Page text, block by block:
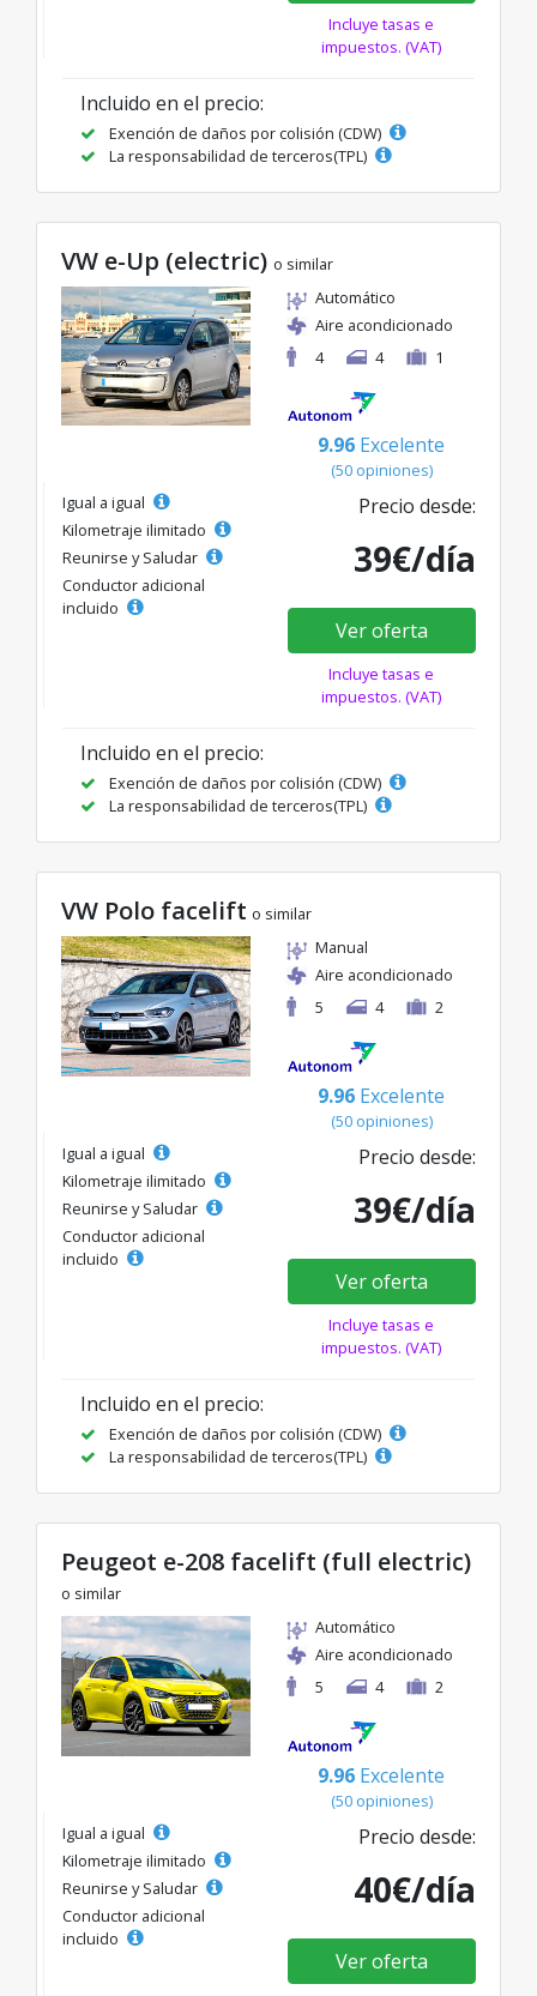
Incluye tasas e
impuestos. (VAT)
Incluido en el precio:
Exención de daños por colisión (CDW)
La responsabilidad de terceros(TPL)
VW e-Up (electric) o similar
Automático
Aire acondicionado
4
4 1
9.96 Excelente
(50 opiniones)
Igual a igual
Kilometraje ilimitado
Reunirse y Saludar
Conductor adicional
incluido
Precio desde:
39€/día
Ver oferta
Incluye tasas e
impuestos. (VAT)
Incluido en el precio:
Exención de daños por colisión (CDW)
La responsabilidad de terceros(TPL)
VW Polo facelift o similar
Manual
Aire acondicionado
5
4 2
9.96 Excelente
(50 opiniones)
Igual a igual
Kilometraje ilimitado
Reunirse y Saludar
Conductor adicional
incluido
Precio desde:
39€/día
Ver oferta
Incluye tasas e
impuestos. (VAT)
Incluido en el precio:
Exención de daños por colisión (CDW)
La responsabilidad de terceros(TPL)
Peugeot e-208 facelift (full electric)
o similar
Automático
Aire acondicionado
5
4 2
9.96 Excelente
(50 opiniones)
Igual a igual
Kilometraje ilimitado
Reunirse y Saludar
Conductor adicional
incluido
Precio desde:
40€/día
Ver oferta